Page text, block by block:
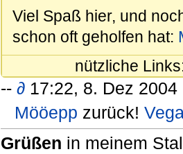
Viel Spaß hier, und
schon oft geholfen hat:
nützliche
-- ∂ 17:22, 8. Dez 2004
Mööepp zurück!
Grüßen in meinem